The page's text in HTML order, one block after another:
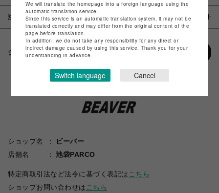
注意事項
シェアする
ショップ名
ビーバー
店舗名
池袋PARCO
特定商取引法など法令に基づく表記は こちら
ショップお問い合わせは こちら
We will translate the homepage into a foreign language using the
automatic translation service.
Since this service is an automatic translation system, it may not be
translated correctly and may differ from the original content of the
page before translation.
In addition, we do not take any responsibility for any direct or
indirect damage caused by using this service. Thank you for your
understanding in advance.
Switch language Cancel